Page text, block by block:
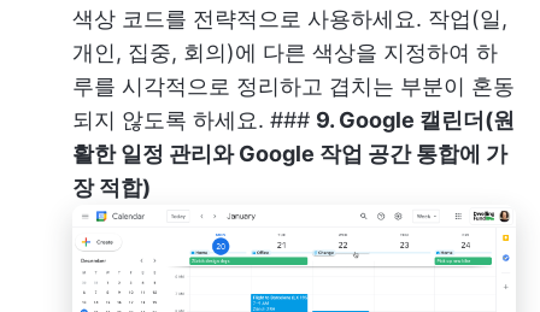
색상 코드를 전략적으로 사용하세요. 작업(일,
개인, 집중, 회의)에 다른 색상을 지정하여 하
루를 시각적으로 정리하고 겹치는 부분이 혼동
되지 않도록 하세요. ### 9. Google 캘린더(원
활한 일정 관리와 Google 작업 공간 통합에 가
장 적합)